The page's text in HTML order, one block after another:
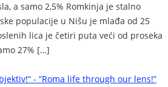
a samo 2,5% Romkinja je stalno
populacije u Nišu je mlađa od 25
lica je četiri puta veći od proseka
27% […]
- “Roma life through our lens!”